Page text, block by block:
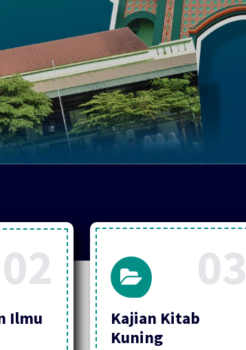
Ilmu
02
Kajian Kitab
Kuning
03